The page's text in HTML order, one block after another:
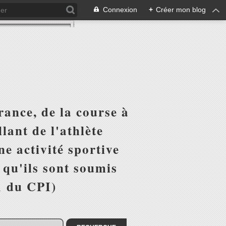
Connexion + Créer mon blog
de la course à
de l'athlète
activité sportive
sont soumis
du CPI)